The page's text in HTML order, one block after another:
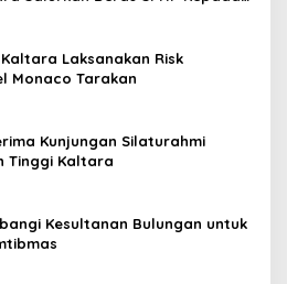
Laksanakan Risk
Monaco Tarakan
Kunjungan Silaturahmi
Tinggi Kaltara
Kesultanan Bulungan untuk